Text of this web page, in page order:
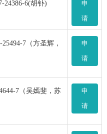
24386-6(胡钋)
申
请
7（方圣辉，
申
请
7（吴嫣斐，苏
申
请